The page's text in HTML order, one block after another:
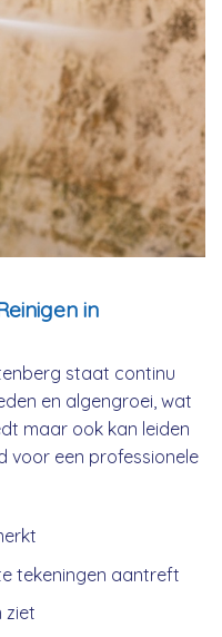
in
staat continu
en algengroei, wat
maar ook kan leiden
voor een professionele
tekeningen aantreft
ziet